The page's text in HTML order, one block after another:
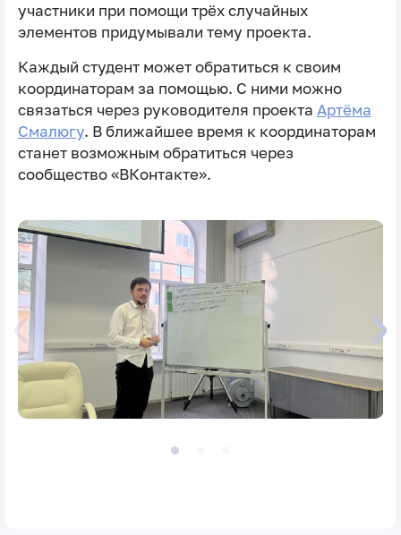
участники при помощи трёх случайных
элементов придумывали тему проекта.
Каждый студент может обратиться к своим
координаторам за помощью. С ними можно
связаться через руководителя проекта Артёма
Смалюгу. В ближайшее время к координаторам
станет возможным обратиться через
сообщество «ВКонтакте».